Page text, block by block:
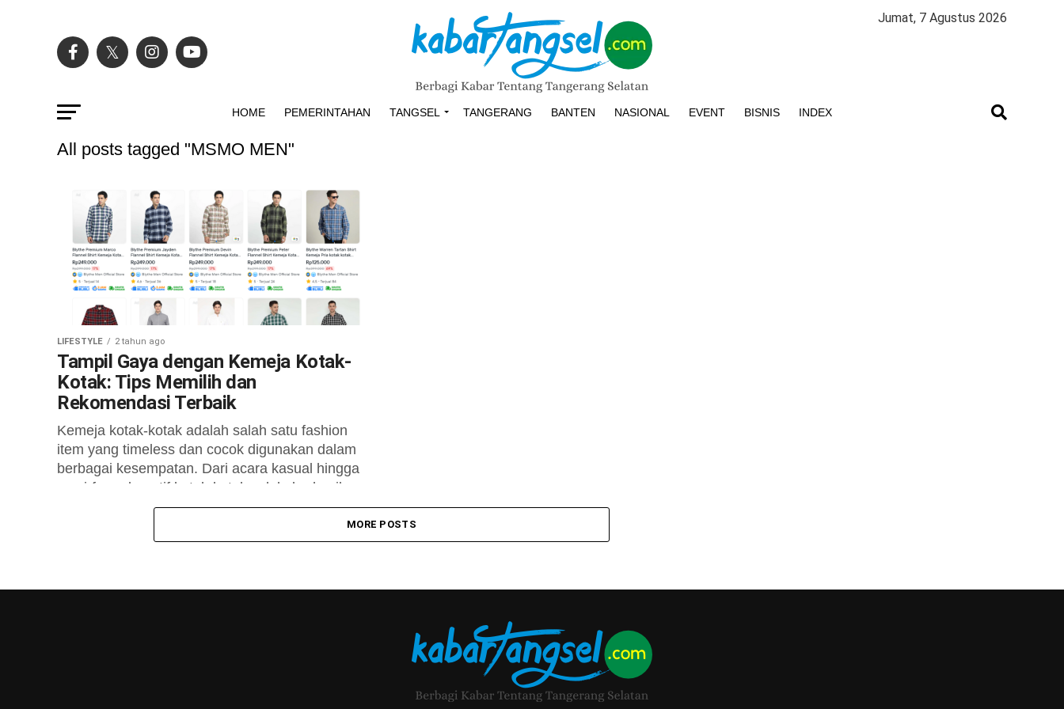
Jumat, 7 Agustus 2026
HOME PEMERINTAHAN TANGSEL TANGERANG BANTEN NASIONAL EVENT BISNIS INDEX
All posts tagged "MSMO MEN"
LIFESTYLE 2 tahun ago
Tampil Gaya dengan Kemeja Kotak-
Kotak: Tips Memilih dan
Rekomendasi Terbaik
Kemeja kotak-kotak adalah salah satu fashion
item yang timeless dan cocok digunakan dalam
berbagai kesempatan. Dari acara kasual hingga
semi-formal, motif kotak-kotak selalu berhasil
memberikan kesan...
MORE POSTS